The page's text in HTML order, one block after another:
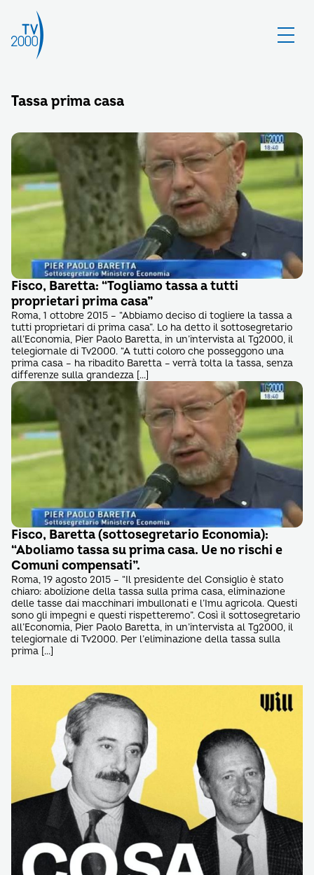
Tassa prima casa
Fisco, Baretta: “Togliamo tassa a tutti
proprietari prima casa”
Roma, 1 ottobre 2015 – “Abbiamo deciso di togliere la tassa a
tutti proprietari di prima casa”. Lo ha detto il sottosegretario
all’Economia, Pier Paolo Baretta, in un’intervista al Tg2000, il
telegiornale di Tv2000. “A tutti coloro che posseggono una
prima casa – ha ribadito Baretta – verrà tolta la tassa, senza
differenze sulla grandezza […]
Fisco, Baretta (sottosegretario Economia):
“Aboliamo tassa su prima casa. Ue no rischi e
Comuni compensati”.
Roma, 19 agosto 2015 – “Il presidente del Consiglio è stato
chiaro: abolizione della tassa sulla prima casa, eliminazione
delle tasse dai macchinari imbullonati e l’Imu agricola. Questi
sono gli impegni e questi rispetteremo”. Così il sottosegretario
all’Economia, Pier Paolo Baretta, in un’intervista al Tg2000, il
telegiornale di Tv2000. Per l’eliminazione della tassa sulla
prima […]